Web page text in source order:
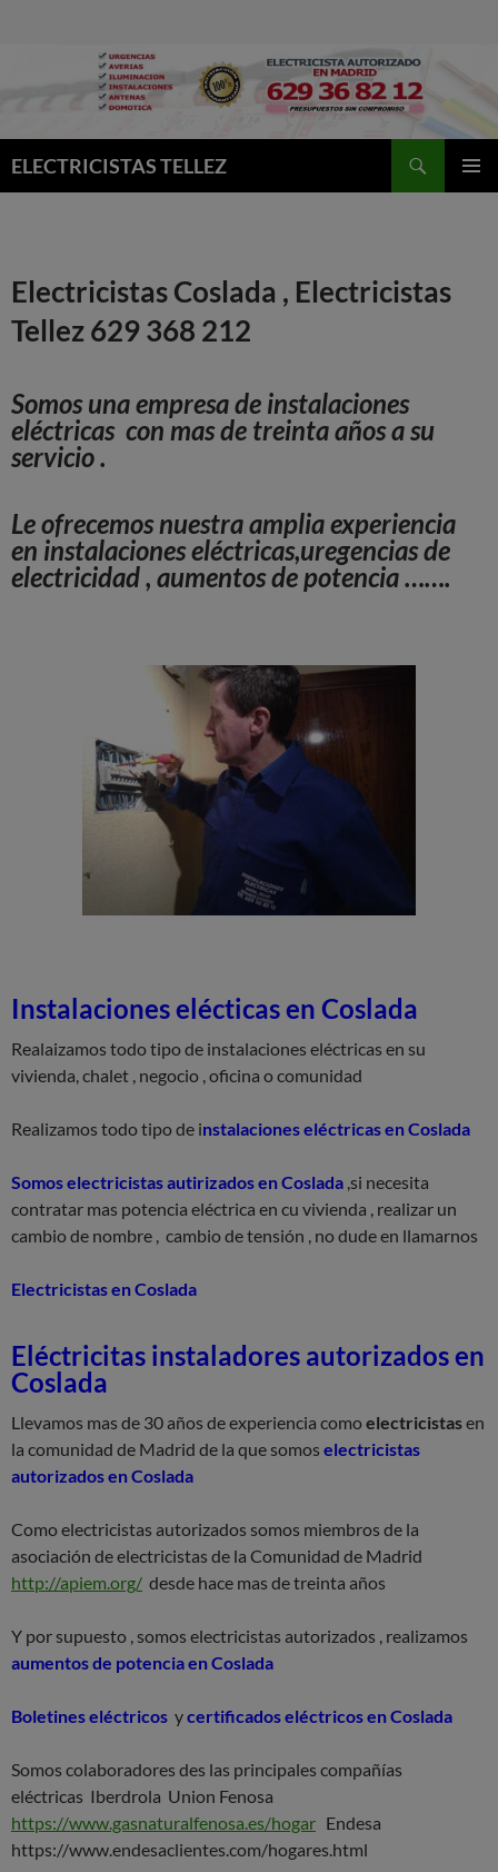
ELECTRICISTAS TELLEZ
Electricistas Coslada , Electricistas
Tellez 629 368 212
Somos una empresa de instalaciones
eléctricas con mas de treinta años a su
servicio .
Le ofrecemos nuestra amplia experiencia
en instalaciones eléctricas,uregencias de
electricidad , aumentos de potencia …….
Instalaciones elécticas en Coslada
Realaizamos todo tipo de instalaciones eléctricas en su
vivienda, chalet , negocio , oficina o comunidad
Realizamos todo tipo de instalaciones eléctricas en Coslada
Somos electricistas autirizados en Coslada ,si necesita
contratar mas potencia eléctrica en cu vivienda , realizar un
cambio de nombre , cambio de tensión , no dude en llamarnos
Electricistas en Coslada
Eléctricitas instaladores autorizados en
Coslada
Llevamos mas de 30 años de experiencia comoelectricistasen
la comunidad de Madrid de la que somos electricistas
autorizados en Coslada
Como electricistas autorizados somos miembros de la
asociación de electricistas de la Comunidad de Madrid
http://apiem.org/ desde hace mas de treinta años
Y por supuesto , somos electricistas autorizados , realizamos
aumentos de potencia en Coslada
Boletines eléctricos ycertificados eléctricos en Coslada
Somos colaboradores des las principales compañías
eléctricas Iberdrola Union Fenosa
https://www.gasnaturalfenosa.es/hogar Endesa
https://www.endesaclientes.com/hogares.html